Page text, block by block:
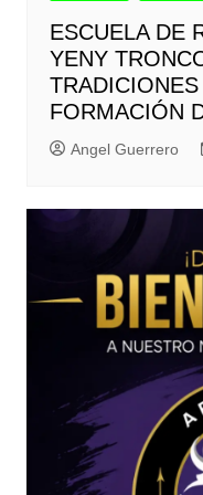
ESCUELA DE
YENY
FORMACIÓN
Angel Guerrero